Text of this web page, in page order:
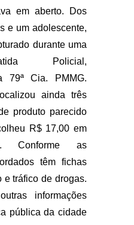
em aberto. Dos
e um adolescente,
durante uma
Policial,
79ª Cia. PMMG.
ainda três
produto parecido
R$ 17,00 em
Conforme as
têm fichas
e tráfico de drogas.
informações
pública da cidade